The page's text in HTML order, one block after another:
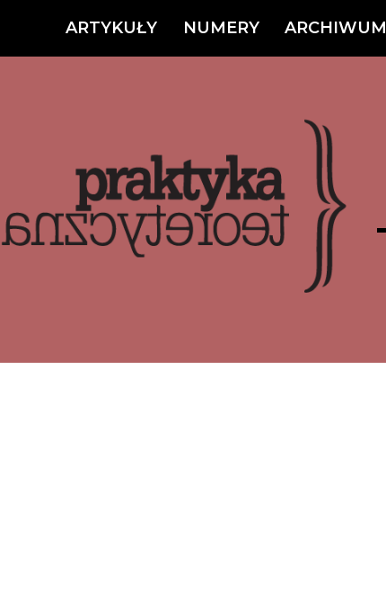
ARTYKUŁY NUMERY ARCHIWUM